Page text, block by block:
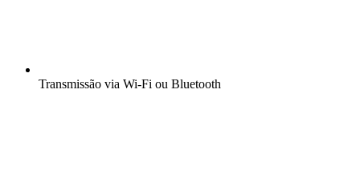
Transmissão via Wi-Fi ou Bluetooth